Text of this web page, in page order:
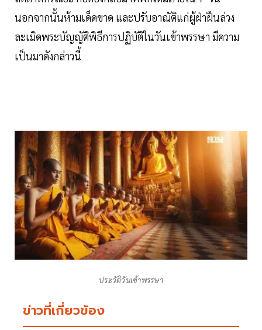
นอกจากนั้นห้ามเด็ดขาด และปรับอาณัติแก่ผู้ฝ่าฝืนล่วง
ละเมิดพระบัญญัติพิธีการปฏิบัติในวันเข้าพรรษา มีความ
เป็นมาดังกล่าวนี้
ประวัติวันเข้าพรรษา
ข่าวที่เกี่ยวข้อง